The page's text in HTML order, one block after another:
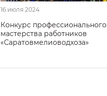
16 июля 2024
Конкурс профессионального
мастерства работников
«Саратовмелиоводхоза»